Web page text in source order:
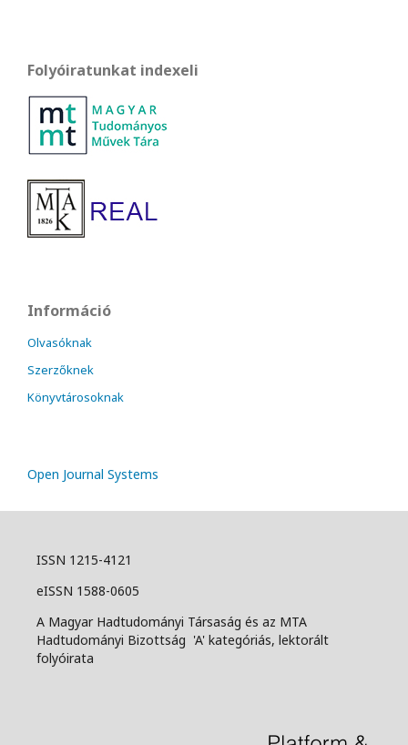
Folyóiratunkat indexeli
Információ
Olvasóknak
Szerzőknek
Könyvtárosoknak
Open Journal Systems
ISSN 1215-4121
eISSN 1588-0605
A Magyar Hadtudományi Társaság és az MTA
Hadtudományi Bizottság 'A' kategóriás, lektorált
folyóirata